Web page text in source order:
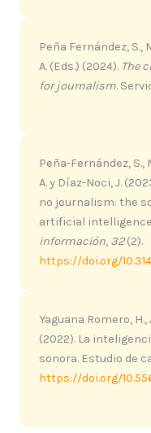
Peña Fernández, S.,
A. (Eds.) (2024). The
for journalism.
Peña-Fernández, S.,
A. y Díaz-Noci, J.
no journalism: the
artificial
información, 32(2).
https://doi.org/
Yaguana Romero, H.,
(2022). La
sonora. Estudio de
https://doi.org/